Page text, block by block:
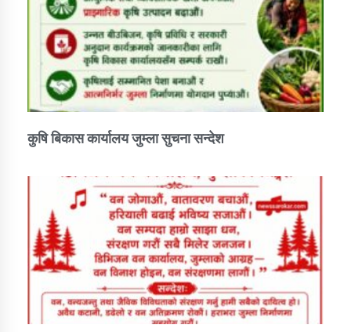
तातोपानी गाउँपालिका जुम्लाको सूचना
कुषि बिकास कार्यालय जुम्ला सुचना सन्देश